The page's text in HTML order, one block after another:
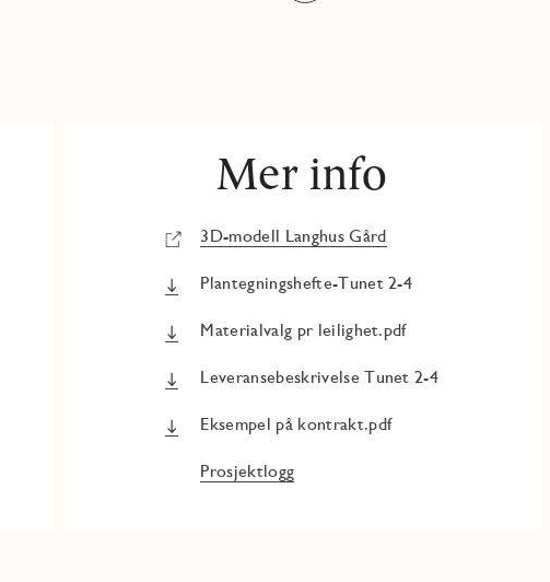
Mer info
3D-modell Langhus Gård
Plantegningshefte-Tunet 2-4
Materialvalg pr leilighet.pdf
Leveransebeskrivelse Tunet 2-4
Eksempel på kontrakt.pdf
Prosjektlogg